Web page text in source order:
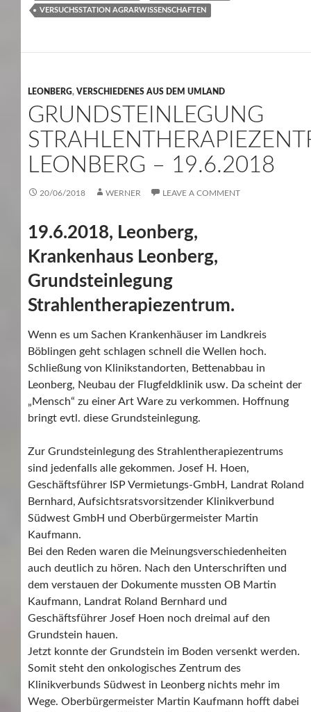
VERSUCHSSTATION AGRARWISSENSCHAFTEN
LEONBERG, VERSCHIEDENES AUS DEM UMLAND
GRUNDSTEINLEGUNG
LEONBERG – 19.6.2018
20/06/2018 WERNER LEAVE A COMMENT
19.6.2018, Leonberg,
Krankenhaus Leonberg,
Grundsteinlegung
Strahlentherapiezentrum.
Wenn es um Sachen Krankenhäuser im Landkreis
Böblingen geht schlagen schnell die Wellen hoch.
Schließung von Klinikstandorten, Bettenabbau in
Leonberg, Neubau der Flugfeldklinik usw. Da scheint der
„Mensch“ zu einer Art Ware zu verkommen. Hoffnung
bringt evtl. diese Grundsteinlegung.
Zur Grundsteinlegung des Strahlentherapiezentrums
sind jedenfalls alle gekommen. Josef H. Hoen,
Geschäftsführer ISP Vermietungs-GmbH, Landrat Roland
Bernhard, Aufsichtsratsvorsitzender Klinikverbund
Südwest GmbH und Oberbürgermeister Martin
Kaufmann.
Bei den Reden waren die Meinungsverschiedenheiten
auch deutlich zu hören. Nach den Unterschriften und
dem verstauen der Dokumente mussten OB Martin
Kaufmann, Landrat Roland Bernhard und
Geschäftsführer Josef Hoen noch dreimal auf den
Grundstein hauen.
Jetzt konnte der Grundstein im Boden versenkt werden.
Somit steht den onkologisches Zentrum des
Klinikverbunds Südwest in Leonberg nichts mehr im
Wege. Oberbürgermeister Martin Kaufmann hofft dabei